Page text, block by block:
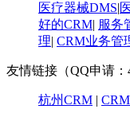
医疗器械DMS|
好的CRM| 服务
理| CRM业务管
友情链接（QQ申请：
杭州CRM |